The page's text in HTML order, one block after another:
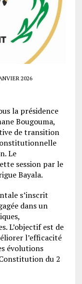
2026
la présidence
Bougouma,
de transition
Le
session par le
Bayala.
s’inscrit
dans un
L’objectif est de
l’efficacité
évolutions
du 2